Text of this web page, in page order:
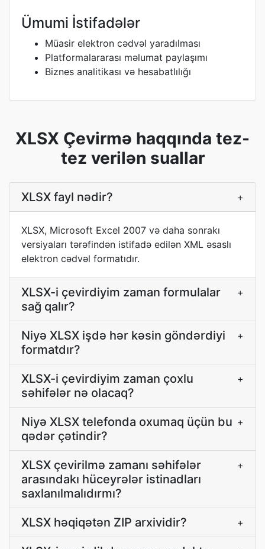
Ümumi İstifadələr
Müasir elektron cədvəl yaradılması
Platformalararası məlumat paylaşımı
Biznes analitikası və hesabatlılığı
XLSX Çevirmə haqqında tez-
tez verilən suallar
XLSX fayl nədir? +
XLSX, Microsoft Excel 2007 və daha sonrakı
versiyaları tərəfindən istifadə edilən XML əsaslı
elektron cədvəl formatıdır.
XLSX-i çevirdiyim zaman formulalar
sağ qalır?
+
Niyə XLSX işdə hər kəsin göndərdiyi
formatdır?
+
XLSX-i çevirdiyim zaman çoxlu
səhifələr nə olacaq?
+
Niyə XLSX telefonda oxumaq üçün bu
qədər çətindir?
+
XLSX çevirilmə zamanı səhifələr
arasındakı hüceyrələr istinadları
saxlanılmalıdırmı?
+
XLSX həqiqətən ZIP arxividir? +